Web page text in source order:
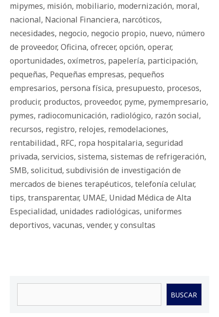
mipymes, misión, mobiliario, modernización, moral,
nacional, Nacional Financiera, narcóticos,
necesidades, negocio, negocio propio, nuevo, número
de proveedor, Oficina, ofrecer, opción, operar,
oportunidades, oxímetros, papelería, participación,
pequeñas, Pequeñas empresas, pequeños
empresarios, persona física, presupuesto, procesos,
producir, productos, proveedor, pyme, pymempresario,
pymes, radiocomunicación, radiológico, razón social,
recursos, registro, relojes, remodelaciones,
rentabilidad., RFC, ropa hospitalaria, seguridad
privada, servicios, sistema, sistemas de refrigeración,
SMB, solicitud, subdivisión de investigación de
mercados de bienes terapéuticos, telefonía celular,
tips, transparentar, UMAE, Unidad Médica de Alta
Especialidad, unidades radiológicas, uniformes
deportivos, vacunas, vender, y consultas
BUSCAR